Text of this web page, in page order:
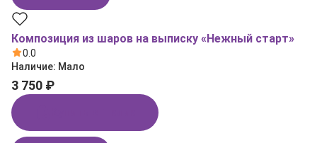
Композиция из шаров на выписку «Нежный старт»
0.0
Наличие: Мало
3 750 ₽